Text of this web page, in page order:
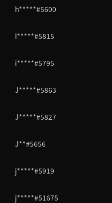
h*****#5600
I*****#5815
i*****#5795
J*****#5863
J*****#5827
J**#5656
j*****#5919
j*****#51675